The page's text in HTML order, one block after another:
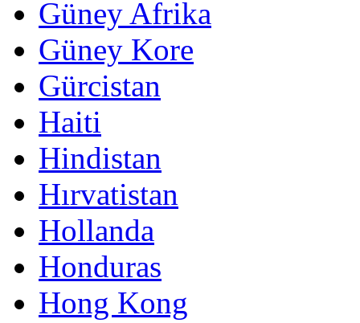
Güney Afrika
Güney Kore
Gürcistan
Haiti
Hindistan
Hırvatistan
Hollanda
Honduras
Hong Kong